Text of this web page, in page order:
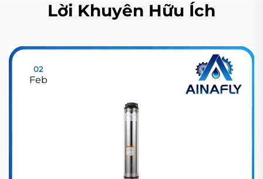
Lời Khuyên Hữu Ích
02
Feb